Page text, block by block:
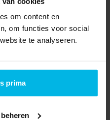
om content en
om functies voor social
te analyseren.
prima
Onze
met je mee.
je graag van
in je leven.